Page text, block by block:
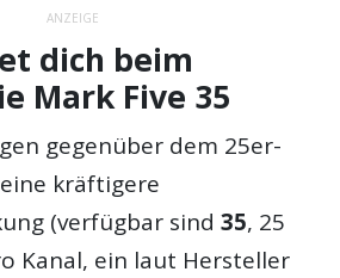
ANZEIGE
dich beim
Mark Five 35
gegenüber dem 25er-
kräftigere
(verfügbar sind35, 25
Kanal, ein laut Hersteller